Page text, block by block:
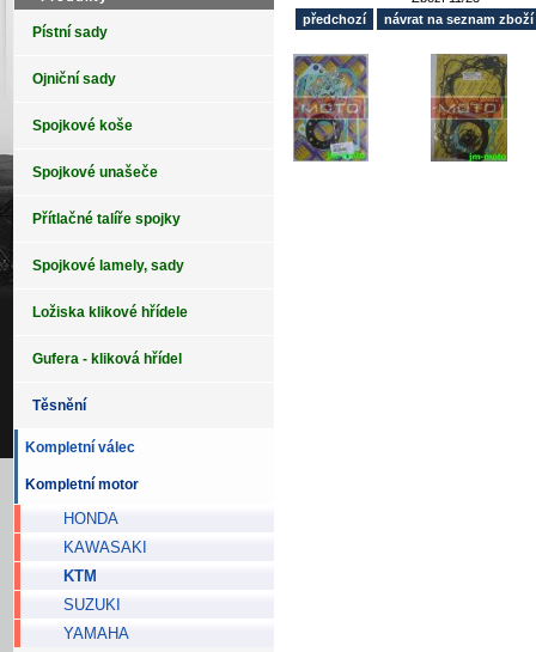
Pístní sady
Ojniční sady
Spojkové koše
Spojkové unašeče
Přítlačné talíře spojky
Spojkové lamely, sady
Ložiska klikové hřídele
Gufera - kliková hřídel
Těsnění
Kompletní válec
Kompletní motor
HONDA
KAWASAKI
KTM
SUZUKI
YAMAHA
předchozí
návrat na seznam